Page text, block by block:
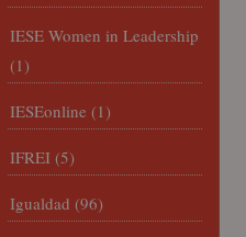
IESE Women in Leadership
(1)
IESEonline (1)
IFREI (5)
Igualdad (96)